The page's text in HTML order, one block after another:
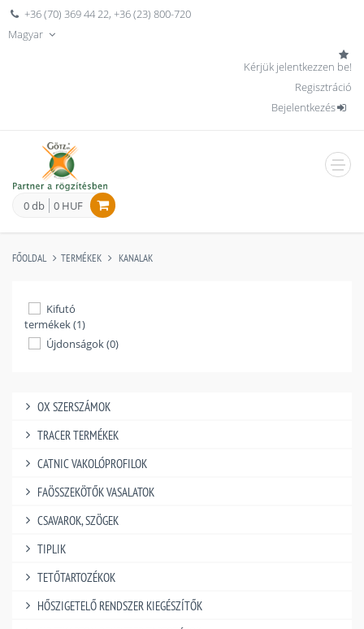
+36 (70) 369 44 22,+36 (23) 800-720
Magyar
Kérjük jelentkezzen be!
Regisztráció
Bejelentkezés
0 db 0 HUF
FŐOLDAL TERMÉKEK KANALAK
Kifutó
termékek (1)
Újdonságok (0)
OX SZERSZÁMOK
TRACER TERMÉKEK
CATNIC VAKOLÓPROFILOK
FAÖSSZEKÖTŐK VASALATOK
CSAVAROK, SZÖGEK
TIPLIK
TETŐTARTOZÉKOK
HŐSZIGETELŐ RENDSZER KIEGÉSZÍTŐK